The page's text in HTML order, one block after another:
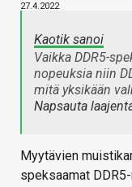
27.4.2022
Kaotik sanoi
Vaikka DDR5-
nopeuksia niin
mitä yksikään
Napsauta
Myytävien
speksaamat